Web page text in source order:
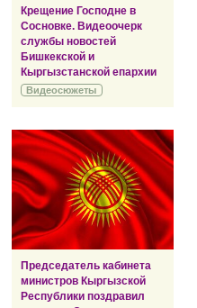
Крещение Господне в
Сосновке. Видеоочерк
службы новостей
Бишкекской и
Кыргызстанской епархии
Видеосюжеты
Председатель кабинета
министров Кыргызской
Республики поздравил